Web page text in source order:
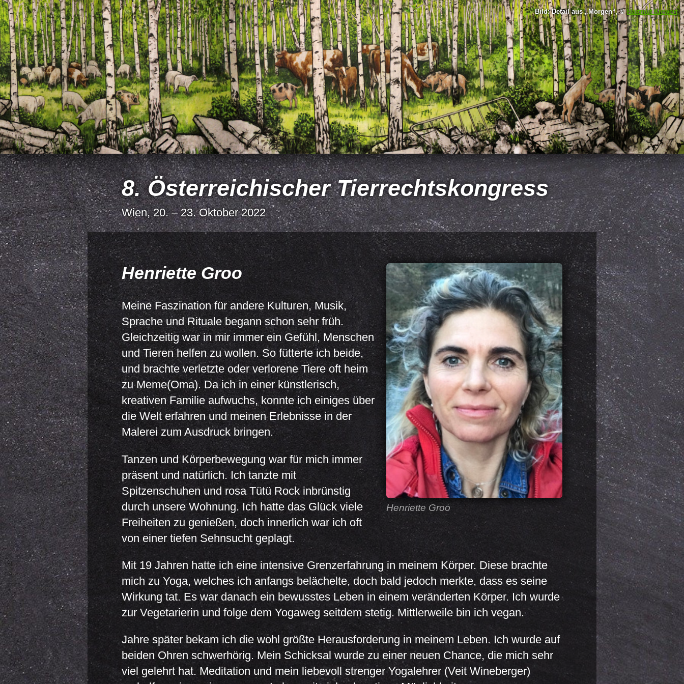
Bild: Detail aus Morgen , ©Hartmut Kiewert
8. Österreichischer Tierrechtskongress
Wien, 20. – 23. Oktober 2022
Henriette Groo
Henriette Groo
Meine Faszination für andere Kulturen, Musik,
Sprache und Rituale begann schon sehr früh.
Gleichzeitig war in mir immer ein Gefühl, Menschen
und Tieren helfen zu wollen. So fütterte ich beide,
und brachte verletzte oder verlorene Tiere oft heim
zu Meme(Oma). Da ich in einer künstlerisch,
kreativen Familie aufwuchs, konnte ich einiges über
die Welt erfahren und meinen Erlebnisse in der
Malerei zum Ausdruck bringen.
Tanzen und Körperbewegung war für mich immer
präsent und natürlich. Ich tanzte mit
Spitzenschuhen und rosa Tütü Rock inbrünstig
durch unsere Wohnung. Ich hatte das Glück viele
Freiheiten zu genießen, doch innerlich war ich oft
von einer tiefen Sehnsucht geplagt.
Mit 19 Jahren hatte ich eine intensive Grenzerfahrung in meinem Körper. Diese brachte
mich zu Yoga, welches ich anfangs belächelte, doch bald jedoch merkte, dass es seine
Wirkung tat. Es war danach ein bewusstes Leben in einem veränderten Körper. Ich wurde
zur Vegetarierin und folge dem Yogaweg seitdem stetig. Mittlerweile bin ich vegan.
Jahre später bekam ich die wohl größte Herausforderung in meinem Leben. Ich wurde auf
beiden Ohren schwerhörig. Mein Schicksal wurde zu einer neuen Chance, die mich sehr
viel gelehrt hat. Meditation und mein liebevoll strenger Yogalehrer (Veit Wineberger)